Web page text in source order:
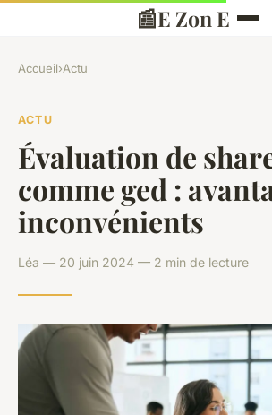
📰E Zon E
Accueil›Actu
ACTU
Évaluation de
comme ged :
inconvénients
Léa — 20 juin 2024 — 2 min de lecture